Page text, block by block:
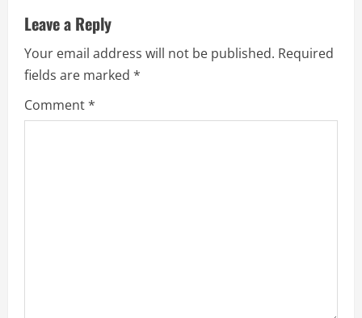
i
g
a
t
Leave a Reply
Your email address will not be published. Required
fields are marked *
Comment*